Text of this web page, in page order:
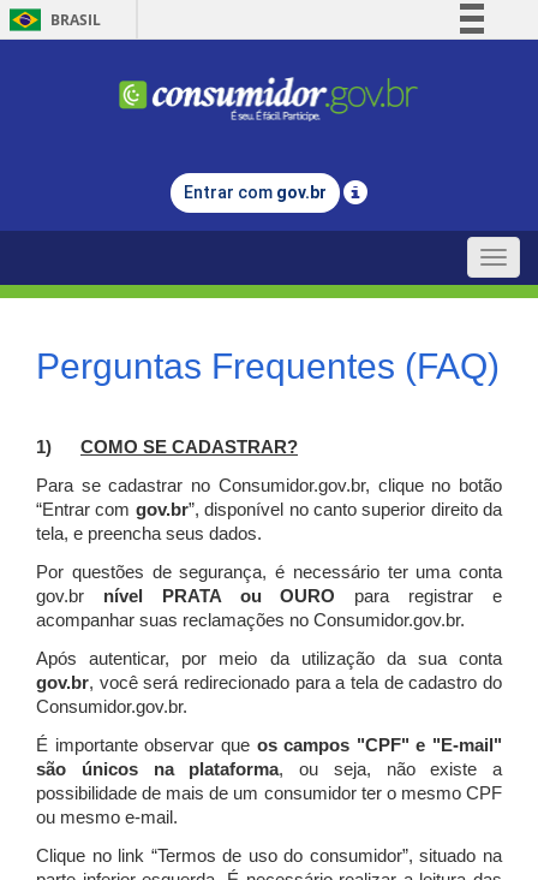
BRASIL
Comunica BR
Legislação
Entrar com gov.br
Toggle
Perguntas Frequentes (FAQ)
1) COMO SE CADASTRAR?
Para se cadastrar no Consumidor.gov.br, clique no botão
“Entrar com gov.br”, disponível no canto superior direito da
tela, e preencha seus dados.
Por questões de segurança, é necessário ter uma conta
gov.br nível PRATA ou OURO para registrar e
acompanhar suas reclamações no Consumidor.gov.br.
Após autenticar, por meio da utilização da sua conta
gov.br, você será redirecionado para a tela de cadastro do
Consumidor.gov.br.
É importante observar que os campos "CPF" e "E-mail"
são únicos na plataforma, ou seja, não existe a
possibilidade de mais de um consumidor ter o mesmo CPF
ou mesmo e-mail.
Clique no link “Termos de uso do consumidor”, situado na